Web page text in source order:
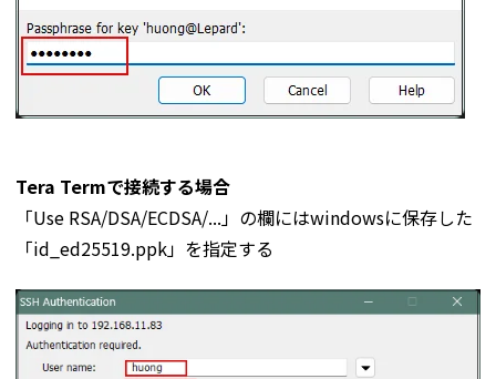
Tera Termで接続する場合
「Use RSA/DSA/ECDSA/...」の欄にはwindowsに保存した
「id_ed25519.ppk」を指定する